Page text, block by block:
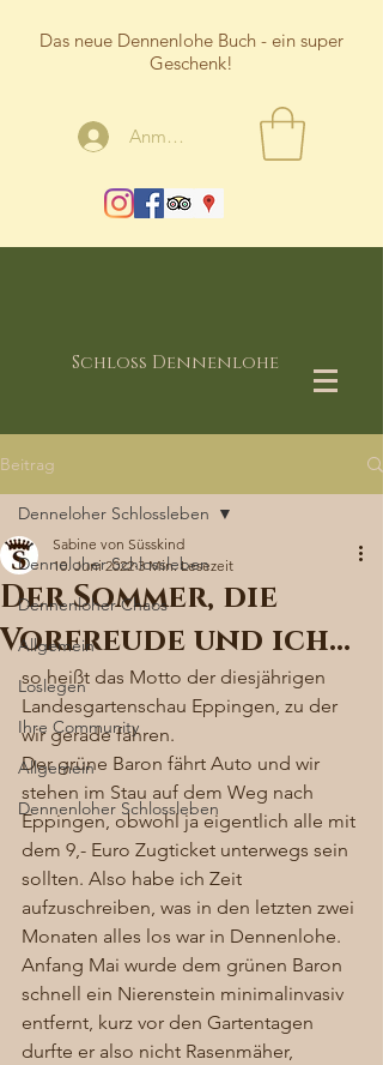
Das neue Dennenlohe Buch - ein super
Geschenk!
Anmelden
Schloss Dennenlohe
Beitrag
Denneloher Schlossleben
Dennenloher Chaos
Allgemein
Loslegen
Ihre Community
Allgemein
Dennenloher Schlossleben
Denneloher Schlossleben
Der Sommer, die
Vorfreude und ich…
Sabine von Süsskind
10. Juni 2022 3 Min. Lesezeit
so heißt das Motto der diesjährigen
Landesgartenschau Eppingen, zu der
wir gerade fahren.
Der grüne Baron fährt Auto und wir
stehen im Stau auf dem Weg nach
Eppingen, obwohl ja eigentlich alle mit
dem 9,- Euro Zugticket unterwegs sein
sollten. Also habe ich Zeit
aufzuschreiben, was in den letzten zwei
Monaten alles los war in Dennenlohe.
Anfang Mai wurde dem grünen Baron
schnell ein Nierenstein minimalinvasiv
entfernt, kurz vor den Gartentagen
durfte er also nicht Rasenmäher,